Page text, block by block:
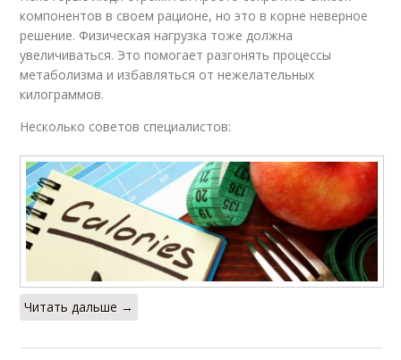
компонентов в своем рационе, но это в корне неверное
решение. Физическая нагрузка тоже должна
увеличиваться. Это помогает разгонять процессы
метаболизма и избавляться от нежелательных
килограммов.
Несколько советов специалистов:
Читать дальше →